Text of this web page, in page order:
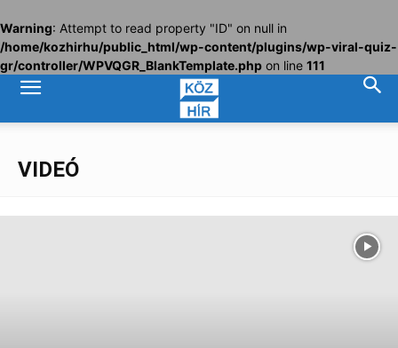
Warning: Attempt to read property "ID" on null in
/home/kozhirhu/public_html/wp-content/plugins/wp-viral-quiz-
gr/controller/WPVQGR_BlankTemplate.php on line 111
VIDEÓ